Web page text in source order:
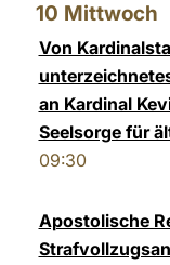
10 Mittwoch
Von
an Kardinal
Seelsorge für
09:30
Apostolische